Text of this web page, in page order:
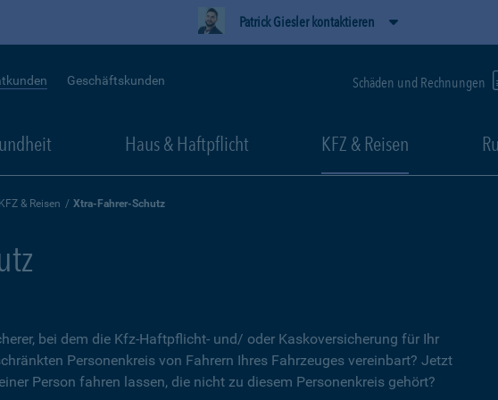
Patrick Giesler kontaktieren
Geschäftskunden Schäden und Rechnungen
Haus & Haftpflicht KFZ & Reisen
KFZ & Reisen Xtra-Fahrer-Schutz
bei dem die Kfz-Haftpflicht- und/ oder Kaskoversicherung für Ihr
Personenkreis von Fahrern Ihres Fahrzeuges vereinbart? Jetzt
Person fahren lassen, die nicht zu diesem Personenkreis gehört?